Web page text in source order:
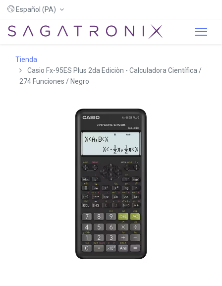
Español (PA)
Tienda
Casio Fx-95ES Plus 2da Ediciòn - Calculadora Científica /
274 Funciones / Negro